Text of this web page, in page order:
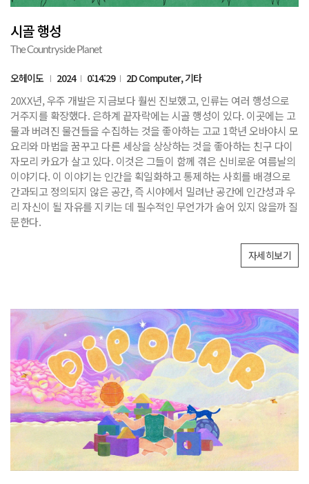
시골 행성
The Countryside Planet
오헤이도 2024 0:14:29 2D Computer, 기타
20XX년, 우주 개발은 지금보다 훨씬 진보했고, 인류는 여러 행성으로
거주지를 확장했다. 은하계 끝자락에는 시골 행성이 있다. 이곳에는 고
물과 버려진 물건들을 수집하는 것을 좋아하는 고교 1학년 오바야시 모
요리와 마법을 꿈꾸고 다른 세상을 상상하는 것을 좋아하는 친구 다이
자모리 카요가 살고 있다. 이것은 그들이 함께 겪은 신비로운 여름날의
이야기다. 이 이야기는 인간을 획일화하고 통제하는 사회를 배경으로
간과되고 정의되지 않은 공간, 즉 시야에서 밀려난 공간에 인간성과 우
리 자신이 될 자유를 지키는 데 필수적인 무언가가 숨어 있지 않을까 질
문한다.
자세히보기